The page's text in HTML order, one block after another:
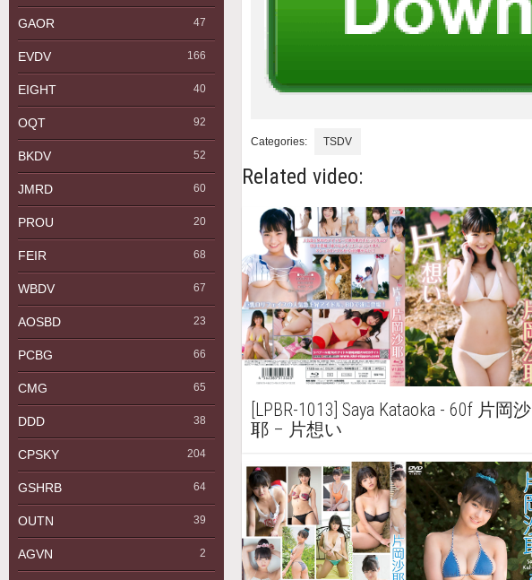
GAOR 47
EVDV 166
EIGHT 40
OQT 92
BKDV 52
JMRD 60
PROU 20
FEIR 68
WBDV 67
AOSBD 23
PCBG 66
CMG 65
DDD 38
CPSKY 204
GSHRB 64
OUTN 39
AGVN 2
Categories: TSDV
Related video:
[LPBR-1013] Saya Kataoka - 60f 片岡沙
耶 – 片想い